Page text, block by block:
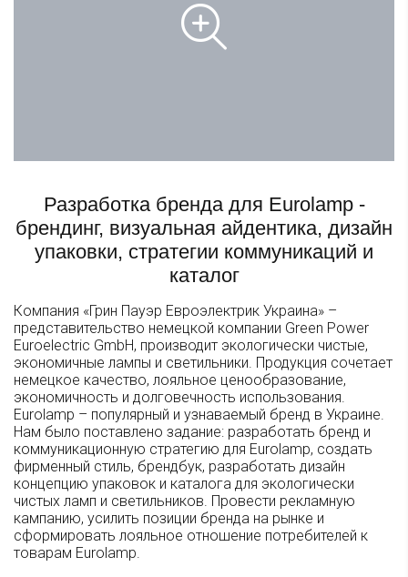
Разработка бренда для Eurolamp -
брендинг, визуальная айдентика, дизайн
упаковки, стратегии коммуникаций и
каталог
Компания «Грин Пауэр Евроэлектрик Украина» –
представительство немецкой компании Green Power
Euroelectric GmbH, производит экологически чистые,
экономичные лампы и светильники. Продукция сочетает
немецкое качество, лояльное ценообразование,
экономичность и долговечность использования.
Eurolamp – популярный и узнаваемый бренд в Украине.
Нам было поставлено задание: разработать бренд и
коммуникационную стратегию для Eurolamp, создать
фирменный стиль, брендбук, разработать дизайн
концепцию упаковок и каталога для экологически
чистых ламп и светильников. Провести рекламную
кампанию, усилить позиции бренда на рынке и
сформировать лояльное отношение потребителей к
товарам Eurolamp.